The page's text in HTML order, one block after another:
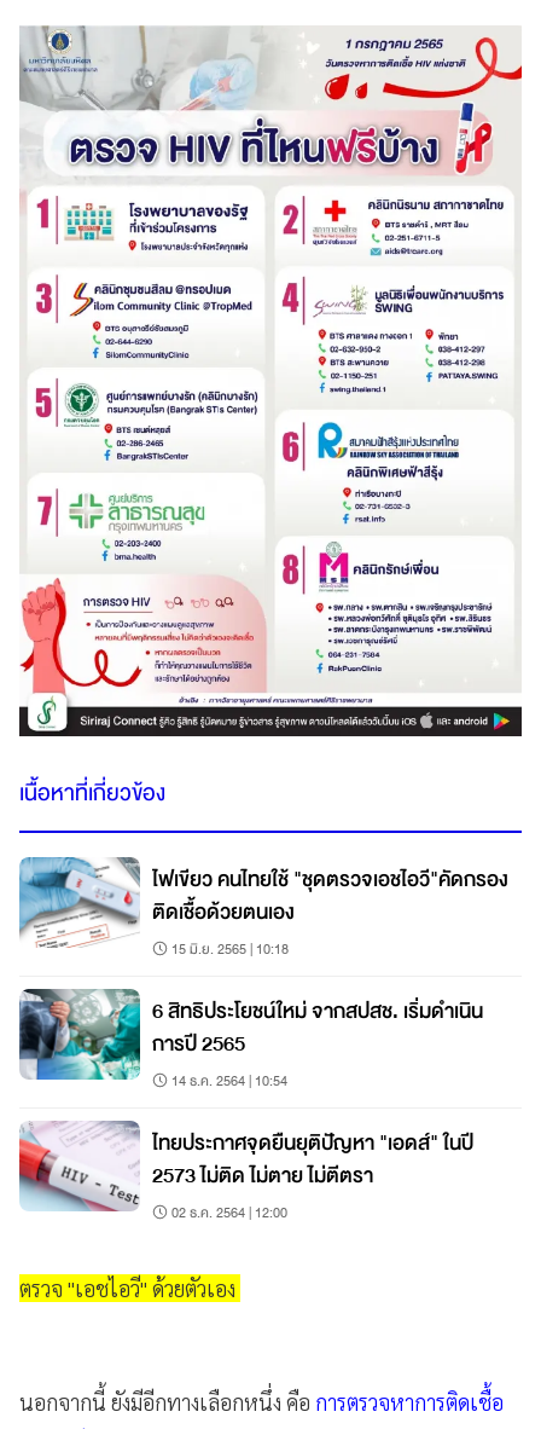
เนื้อหาที่เกี่ยวข้อง
ไฟเขียว คนไทยใช้ "ชุดตรวจเอชไอวี"คัดกรอง
ติดเชื้อด้วยตนเอง
15 มิ.ย. 2565 | 10:18
6 สิทธิประโยชน์ใหม่ จากสปสช. เริ่มดำเนิน
การปี 2565
14 ธ.ค. 2564 | 10:54
ไทยประกาศจุดยืนยุติปัญหา "เอดส์" ในปี
2573 ไม่ติด ไม่ตาย ไม่ตีตรา
02 ธ.ค. 2564 | 12:00
ตรวจ "เอชไอวี" ด้วยตัวเอง
นอกจากนี้ ยังมีอีกทางเลือกหนึ่ง คือ การตรวจหาการติดเชื้อ